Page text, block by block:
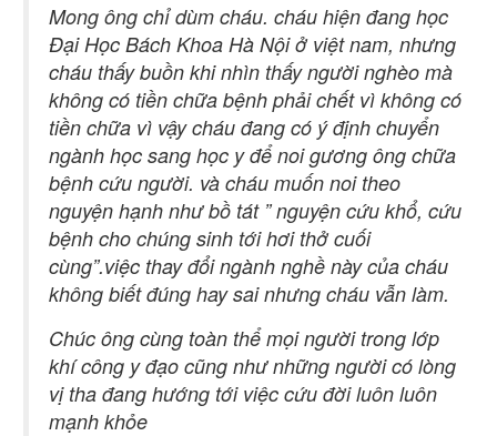
Mong ông chỉ dùm cháu. cháu hiện đang học
Đại Học Bách Khoa Hà Nội ở việt nam, nhưng
cháu thấy buồn khi nhìn thấy người nghèo mà
không có tiền chữa bệnh phải chết vì không có
tiền chữa vì vậy cháu đang có ý định chuyển
ngành học sang học y để noi gương ông chữa
bệnh cứu người. và cháu muốn noi theo
nguyện hạnh như bồ tát ” nguyện cứu khổ, cứu
bệnh cho chúng sinh tới hơi thở cuối
cùng”.việc thay đổi ngành nghề này của cháu
không biết đúng hay sai nhưng cháu vẫn làm.
Chúc ông cùng toàn thể mọi người trong lớp
khí công y đạo cũng như những người có lòng
vị tha đang hướng tới việc cứu đời luôn luôn
mạnh khỏe